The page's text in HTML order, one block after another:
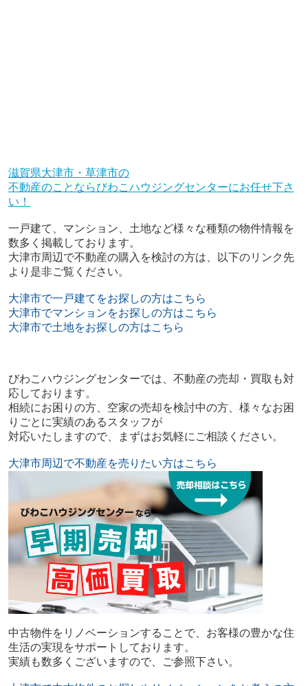
滋賀県大津市・草津市の
不動産のことならびわこハウジングセンターにお任せ下さ
い！
一戸建て、マンション、土地など様々な種類の物件情報を
数多く掲載しております。
大津市周辺で不動産の購入を検討の方は、以下のリンク先
より是非ご覧ください。
大津市で一戸建てをお探しの方はこちら
大津市でマンションをお探しの方はこちら
大津市で土地をお探しの方はこちら
びわこハウジングセンターでは、不動産の売却・買取も対
応しております。
相続にお困りの方、空家の売却を検討中の方、様々なお困
りごとに実績のあるスタッフが
対応いたしますので、まずはお気軽にご相談ください。
大津市周辺で不動産を売りたい方はこちら
中古物件をリノベーションすることで、お客様の豊かな住
生活の実現をサポートしております。
実績も数多くございますので、ご参照下さい。